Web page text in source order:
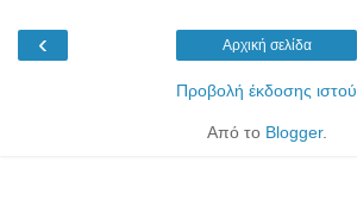
‹ Αρχική σελίδα
Προβολή έκδοσης ιστού
Από το Blogger.